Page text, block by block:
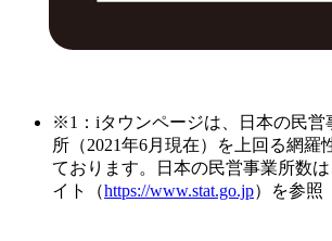
※1：iタウンページは、日本の民営
所（2021年6月現在）を上回る網羅
ております。日本の民営事業所数
イト（https://www.stat.go.jp）を参照